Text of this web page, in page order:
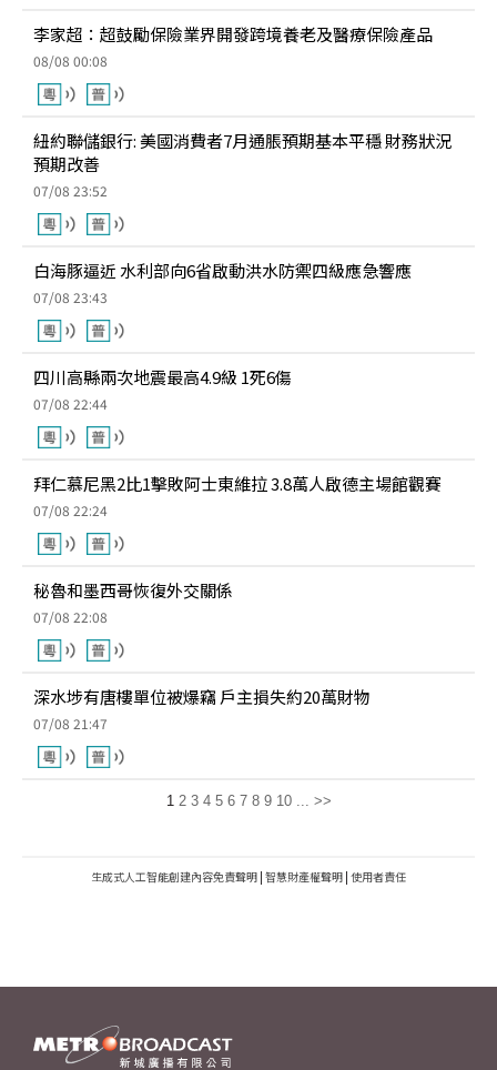
李家超：超鼓勵保險業界開發跨境養老及醫療保險產品
08/08 00:08
紐約聯儲銀行: 美國消費者7月通脹預期基本平穩 財務狀況
預期改善
07/08 23:52
白海豚逼近 水利部向6省啟動洪水防禦四級應急響應
07/08 23:43
四川高縣兩次地震最高4.9級 1死6傷
07/08 22:44
拜仁慕尼黑2比1擊敗阿士東維拉 3.8萬人啟德主場館觀賽
07/08 22:24
秘魯和墨西哥恢復外交關係
07/08 22:08
深水埗有唐樓單位被爆竊 戶主損失約20萬財物
07/08 21:47
1 2 3 4 5 6 7 8 9 10 ... >>
生成式人工智能創建內容免責聲明 | 智慧財產權聲明 | 使用者責任